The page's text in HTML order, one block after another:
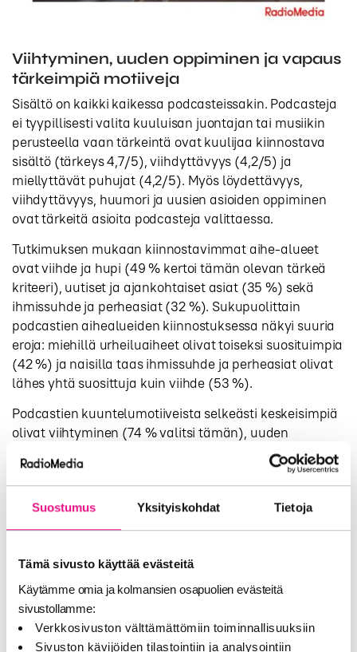
Suostumus Yksityiskohdat Tietoja
Tämä sivusto käyttää evästeitä
Käytämme omia ja kolmansien osapuolien evästeitä
sivustollamme:
Verkkosivuston välttämättömiin toiminnallisuuksiin
Sivuston kävijöiden tilastointiin ja analysointiin
Viihtyminen, uuden oppiminen ja vapaus
tärkeimpiä motiiveja
Sisältö on kaikki kaikessa podcasteissakin. Podcasteja
ei tyypillisesti valita kuuluisan juontajan tai musiikin
perusteella vaan tärkeintä ovat kuulijaa kiinnostava
sisältö (tärkeys 4,7/5), viihdyttävyys (4,2/5) ja
miellyttävät puhujat (4,2/5). Myös löydettävyys,
viihdyttävyys, huumori ja uusien asioiden oppiminen
ovat tärkeitä asioita podcasteja valittaessa.
Tutkimuksen mukaan kiinnostavimmat aihe-alueet
ovat viihde ja hupi (49 % kertoi tämän olevan tärkeä
kriteeri), uutiset ja ajankohtaiset asiat (35 %) sekä
ihmissuhde ja perheasiat (32 %). Sukupuolittain
podcastien aihealueiden kiinnostuksessa näkyi suuria
eroja: miehillä urheiluaiheet olivat toiseksi suosituimpia
(42 %) ja naisilla taas ihmissuhde ja perheasiat olivat
lähes yhtä suosittuja kuin viihde (53 %).
Podcastien kuuntelumotiiveista selkeästi keskeisimpiä
olivat viihtyminen (74 % valitsi tämän), uuden
oppiminen (49 %) ja rentoutuminen (45 %). Monille
podcastit ovat vaihtoehto musiikille ja musiikin määrän
lisääntyminen ei vaikuttaisi kovinkaan monien
kuunteluun (57 % sanoi näin). 31 % jopa sanoi, että
musiikin lisääntyminen vähentäisi podcastien
tärkeämpää. Vanhemmat ikäryhmät haluavat myös
tietoa ja ”pysyä ajantasalla”. Kysyttäessä miksi
kuuntelet podcasteja eräs naisvastaaja kertoi: ”Minulla